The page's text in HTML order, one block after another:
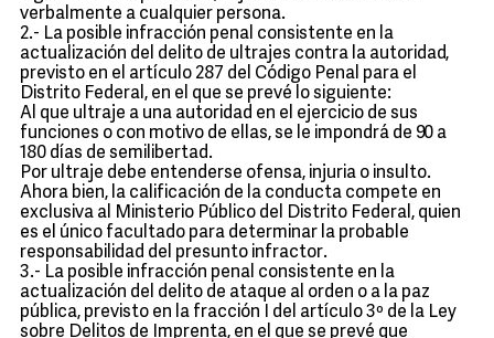
verbalmente a cualquier persona.
2.- La posible infracción penal consistente en la
actualización del delito de ultrajes contra la autoridad,
previsto en el artículo 287 del Código Penal para el
Distrito Federal, en el que se prevé lo siguiente:
Al que ultraje a una autoridad en el ejercicio de sus
funciones o con motivo de ellas, se le impondrá de 90 a
180 días de semilibertad.
Por ultraje debe entenderse ofensa, injuria o insulto.
Ahora bien, la calificación de la conducta compete en
exclusiva al Ministerio Público del Distrito Federal, quien
es el único facultado para determinar la probable
responsabilidad del presunto infractor.
3.- La posible infracción penal consistente en la
actualización del delito de ataque al orden o a la paz
pública, previsto en la fracción I del artículo 3º de la Ley
sobre Delitos de Imprenta, en el que se prevé que